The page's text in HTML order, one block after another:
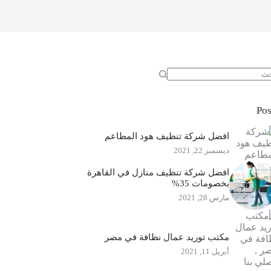
افضل شركة تنظيف هود المطاعم
ديسمبر 22, 2021
افضل شركة تنظيف منازل في القاهرة
بخصومات 35%
مارس 28, 2021
مكتب توريد عمال نظافة في مصر
أبريل 11, 2021